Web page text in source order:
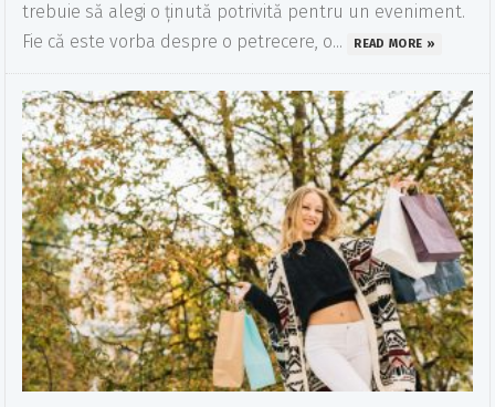
trebuie să alegi o ținută potrivită pentru un eveniment.
Fie că este vorba despre o petrecere, o...
READ MORE »